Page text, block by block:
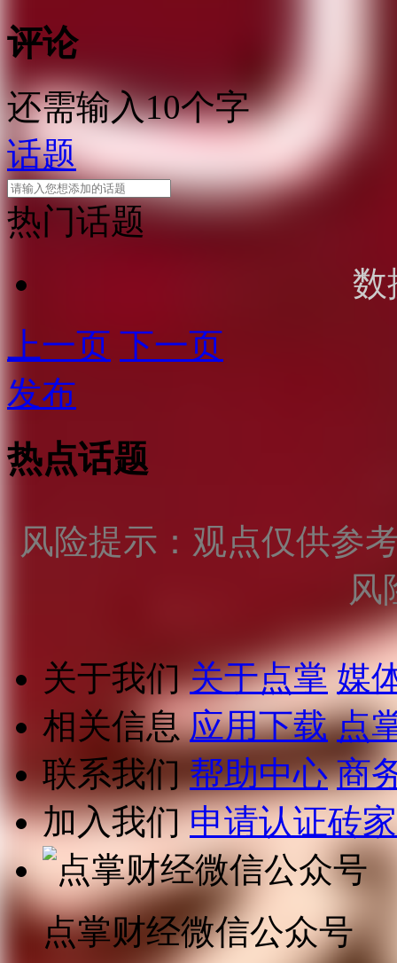
评论
还需输入10个字
话题
热门话题
数
上一页 下一页
发布
热点话题
风险提示：观点仅供参
风
关于我们 关于点掌 媒
相关信息 应用下载 点
联系我们 帮助中心 商
加入我们 申请认证砖家
点掌财经微信公众号